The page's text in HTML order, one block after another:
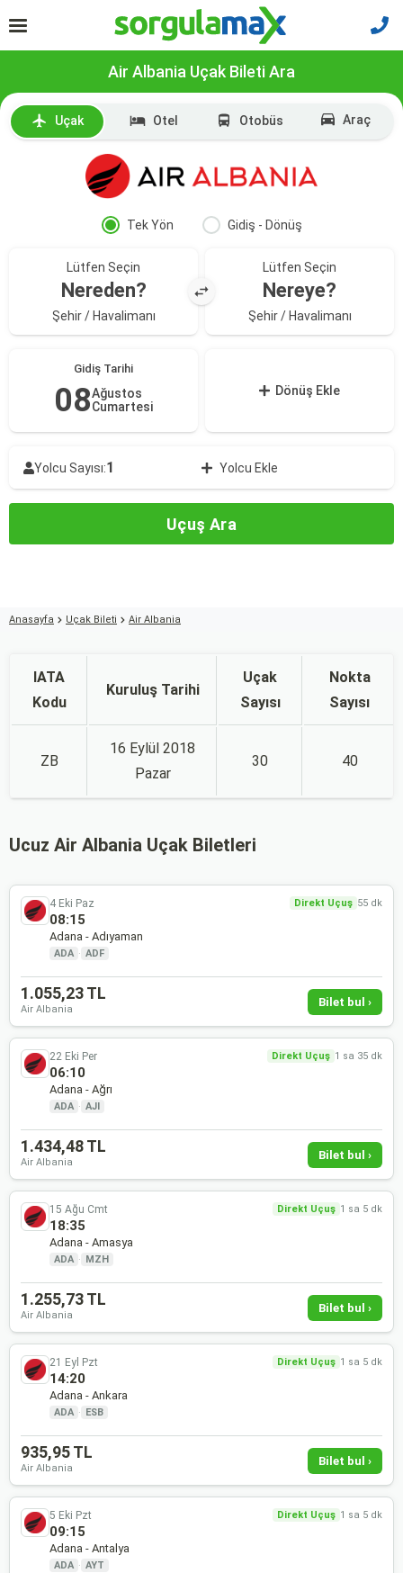
Air Albania Uçak Bileti Ara
Uçak Otel Otobüs Araç
Tek Yön Gidiş - Dönüş
Lütfen Seçin
Nereden?
Şehir / Havalimanı
Lütfen Seçin
Nereye?
Şehir / Havalimanı
Gidiş Tarihi
08Ağustos
Cumartesi
Dönüş Ekle
Yolcu Sayısı:1 Yolcu Ekle
Uçuş Ara
Anasayfa Uçak Bileti Air Albania
IATA
Kodu
Kuruluş Tarihi
Uçak
Sayısı
Nokta
Sayısı
ZB
16 Eylül 2018
Pazar
30 40
Ucuz Air Albania Uçak Biletleri
4 Eki Paz Direkt Uçuş 55 dk
08:15
Adana - Adıyaman
ADA · ADF
1.055,23 TL
Air Albania
Bilet bul ›
22 Eki Per Direkt Uçuş 1 sa 35 dk
06:10
Adana - Ağrı
ADA · AJI
1.434,48 TL
Air Albania
Bilet bul ›
15 Ağu Cmt Direkt Uçuş 1 sa 5 dk
18:35
Adana - Amasya
ADA · MZH
1.255,73 TL
Air Albania
Bilet bul ›
21 Eyl Pzt Direkt Uçuş 1 sa 5 dk
14:20
Adana - Ankara
ADA · ESB
935,95 TL
Air Albania
Bilet bul ›
5 Eki Pzt Direkt Uçuş 1 sa 5 dk
09:15
Adana - Antalya
ADA · AYT